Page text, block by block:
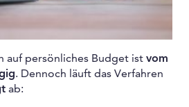
auf persönliches Budget istvom
. Dennoch läuft das Verfahren
ab: